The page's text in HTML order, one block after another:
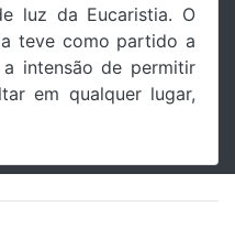
luz da Eucaristia. O
teve como partido a
intensão de permitir
em qualquer lugar,